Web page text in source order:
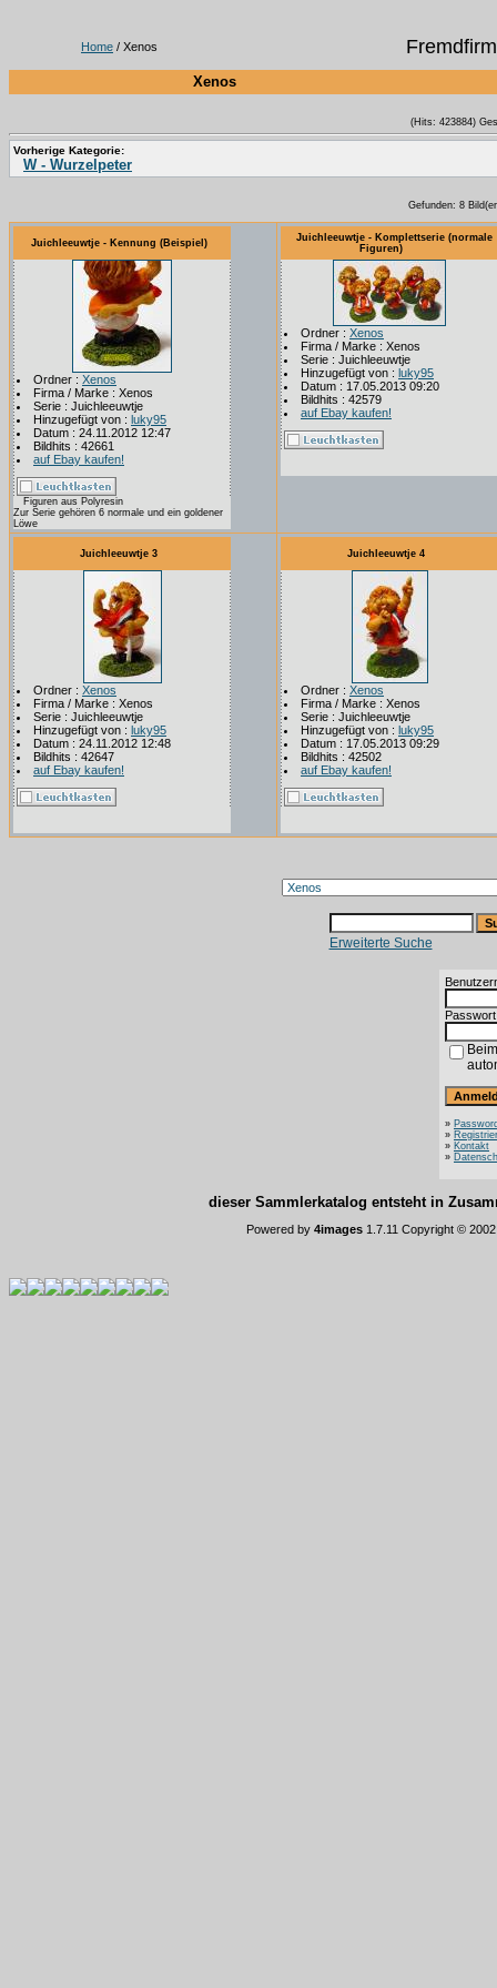
Home / Xenos
Xenos
(Hits: 423884)
Vorherige Kategorie:
W - Wurzelpeter
Gefunden: 8
Juichleeuwtje - Kennung (Beispiel)
Ordner : Xenos
Firma / Marke : Xenos
Serie : Juichleeuwtje
Hinzugefügt von : luky95
Datum : 24.11.2012 12:47
Bildhits : 42661
auf Ebay kaufen!
Figuren aus Polyresin
Zur Serie gehören 6 normale und ein goldener
Löwe
Juichleeuwtje - Komplettserie (normale
Figuren)
Ordner : Xenos
Firma / Marke : Xenos
Serie : Juichleeuwtje
Hinzugefügt von : luky95
Datum : 17.05.2013 09:20
Bildhits : 42579
auf Ebay kaufen!
Juichleeuwtje 3
Ordner : Xenos
Firma / Marke : Xenos
Serie : Juichleeuwtje
Hinzugefügt von : luky95
Datum : 24.11.2012 12:48
Bildhits : 42647
auf Ebay kaufen!
Juichleeuwtje 4
Ordner : Xenos
Firma / Marke : Xenos
Serie : Juichleeuwtje
Hinzugefügt von : luky95
Datum : 17.05.2013 09:29
Bildhits : 42502
auf Ebay kaufen!
Erweiterte Suche
»
»
» Kontakt
»
dieser Sammlerkatalog entsteht in
Powered by 4images 1.7.11 Copyright ©